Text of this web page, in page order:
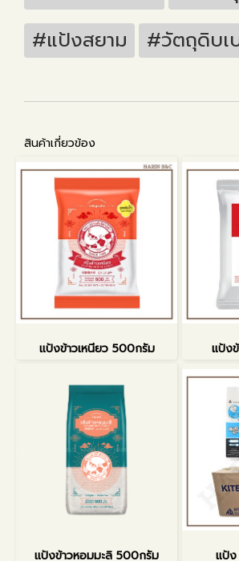
#แป้งสยาม
#วัตถุดิบเ
สินค้าเกี่ยวข้อง
แป้งข้าวเหนียว 500กรัม แป้ง
แป้งข้าวหอมมะลิ 500กรัม แป้ง